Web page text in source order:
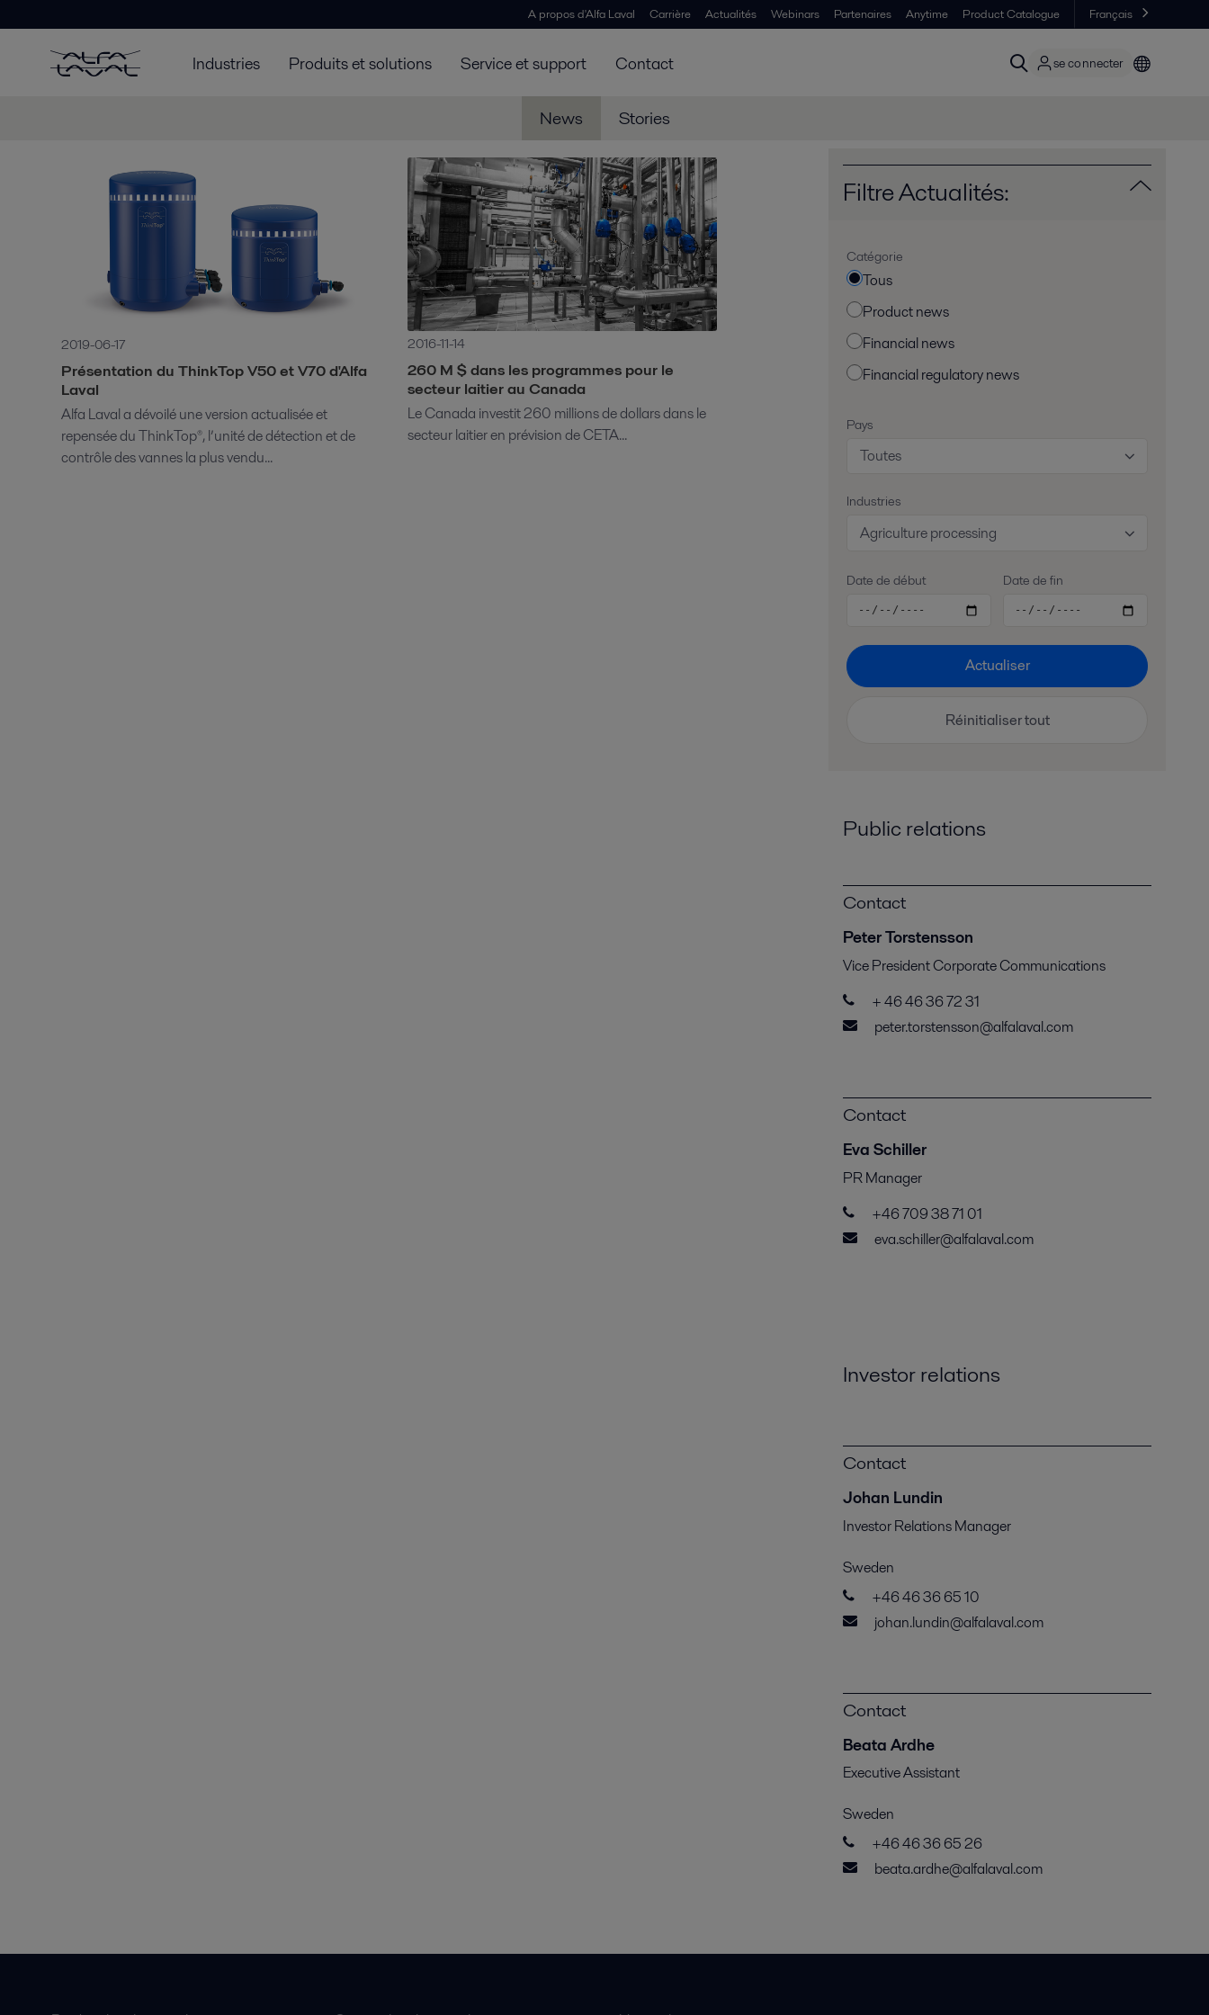
A propos d'Alfa Laval Carrière Actualités Webinars Partenaires Anytime Product Catalogue Français
Industries Produits et solutions Service et support Contact se connecter
News Stories
2019-06-17
Présentation du ThinkTop V50 et V70 d'Alfa
Laval
Alfa Laval a dévoilé une version actualisée et
repensée du ThinkTop®, l’unité de détection et de
contrôle des vannes la plus vendu...
2016-11-14
260 M $ dans les programmes pour le
secteur laitier au Canada
Le Canada investit 260 millions de dollars dans le
secteur laitier en prévision de CETA...
Filtre Actualités:
Catégorie
Tous
Product news
Financial news
Financial regulatory news
Pays
Toutes
Industries
Agriculture processing
Date de début Date de fin
Actualiser
Réinitialiser tout
Public relations
Contact
Peter Torstensson
Vice President Corporate Communications
+ 46 46 36 72 31
peter.torstensson@alfalaval.com
Contact
Eva Schiller
PR Manager
+46 709 38 71 01
eva.schiller@alfalaval.com
Investor relations
Contact
Johan Lundin
Investor Relations Manager
Sweden
+46 46 36 65 10
johan.lundin@alfalaval.com
Contact
Beata Ardhe
Executive Assistant
Sweden
+46 46 36 65 26
beata.ardhe@alfalaval.com